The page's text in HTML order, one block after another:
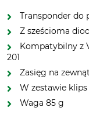
Transponder do
Z sześcioma
Kompatybilny z
201
Zasięg na
W zestawie
Waga 85 g